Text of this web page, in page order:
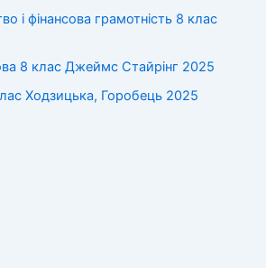
і фінансова грамотність 8 клас
8 клас Джеймс Стайрінг 2025
Ходзицька, Горобець 2025